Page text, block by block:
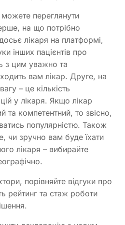
переглянути
на що потрібно
лікаря на платформі,
інших пацієнтів про
з цим уважно та
вам лікар. Друге, на
– це кількість
у лікаря. Якщо лікар
та компетентний, то звісно,
популярністю. Також
чи зручно вам буде їхати
лікаря – вибирайте
порівняйте відгуки про
рейтинг та стаж роботи